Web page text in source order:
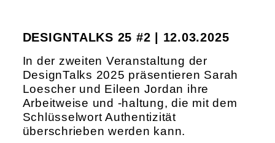
DESIGNTALKS 25 #2 | 12.03.2025
In der zweiten Veranstaltung der
DesignTalks 2025 präsentieren Sarah
Loescher und Eileen Jordan ihre
Arbeitweise und -haltung, die mit dem
Schlüsselwort Authentizität
überschrieben werden kann.